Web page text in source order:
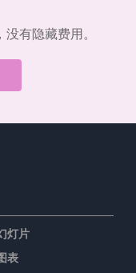
有隐藏费用。
灯片
表